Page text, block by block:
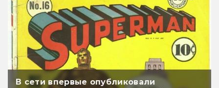
В сети впервые опубликовали